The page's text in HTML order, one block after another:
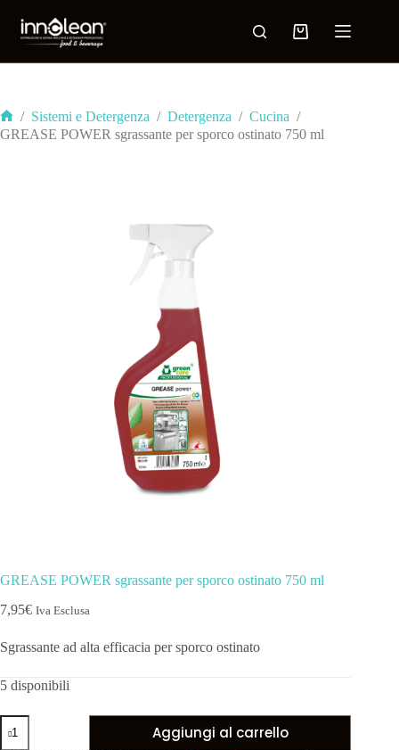
/ Sistemi e Detergenza / Detergenza / Cucina /
GREASE POWER sgrassante per sporco ostinato 750 ml
GREASE POWER sgrassante per sporco ostinato 750 ml
7,95€ Iva Esclusa
Sgrassante ad alta efficacia per sporco ostinato
5 disponibili
Aggiungi al carrello